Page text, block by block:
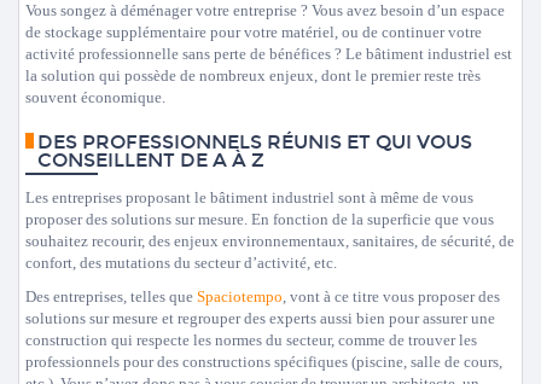
Vous songez à déménager votre entreprise ? Vous avez besoin d’un espace
de stockage supplémentaire pour votre matériel, ou de continuer votre
activité professionnelle sans perte de bénéfices ? Le bâtiment industriel est
la solution qui possède de nombreux enjeux, dont le premier reste très
souvent économique.
DES PROFESSIONNELS RÉUNIS ET QUI VOUS
CONSEILLENT DE A À Z
Les entreprises proposant le bâtiment industriel sont à même de vous
proposer des solutions sur mesure. En fonction de la superficie que vous
souhaitez recourir, des enjeux environnementaux, sanitaires, de sécurité, de
confort, des mutations du secteur d’activité, etc.
Des entreprises, telles que Spaciotempo, vont à ce titre vous proposer des
solutions sur mesure et regrouper des experts aussi bien pour assurer une
construction qui respecte les normes du secteur, comme de trouver les
professionnels pour des constructions spécifiques (piscine, salle de cours,